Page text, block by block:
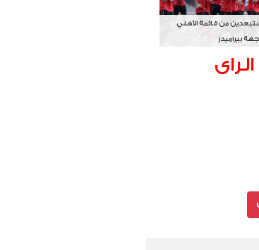
من قائمة الأهلي
بيراميدز